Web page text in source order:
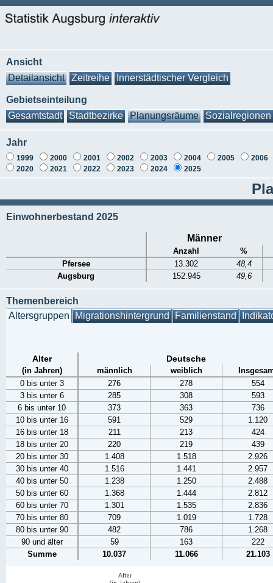
Ansicht
Detailansicht
Zeitreihe Innerstädtischer Vergleich
Gebietseinteilung
Gesamtstadt
Stadtbezirke Planungsräume Sozialregionen
Jahr
1999 2000 2001 2002 2003 2004 2005
2006
2020
2021 2022 2023 2024 2025
Einwohnerbestand 2025
Männer
Anzahl
%
Pfersee
13.302
48,4
Augsburg
152.945 49,6
Themenbereich
Altersgruppen Migrationshintergrund Familienstand
Alter Deutsche
(in Jahren) männlich weiblich
0 bis unter 3
276 278
554
3 bis unter 6
285 308
593
6 bis unter 10
373 363
736
10 bis unter 16
591 529
1.120
16 bis unter 18
211 213
424
18 bis unter 20
220 219
439
20 bis unter 30
1.408 1.518
2.926
30 bis unter 40
1.516 1.441
2.957
40 bis unter 50
1.238 1.250
2.488
50 bis unter 60
1.368 1.444
2.812
60 bis unter 70
1.301 1.535
2.836
70 bis unter 80
709 1.019
1.728
80 bis unter 90
482 786
1.268
90 und älter
59 163
222
Summe
10.037 11.066 21.103